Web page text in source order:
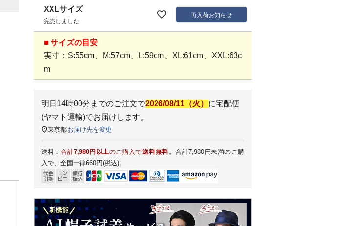
XXLサイズ
完売しました
再入荷お知らせ
■ サイズの目安
実寸：S:55cm、M:57cm、L:59cm、XL:61cm、XXL:63c
m
明日 14時00分 までのご注文で2026/08/11（火） に宅配便
(ヤマト運輸)でお届けします。
東京都お届け先を変更
送料： 合計7,980円以上のご購入で送料無料。合計7,980円未満のご購
入で、全国一律660円(税込)。